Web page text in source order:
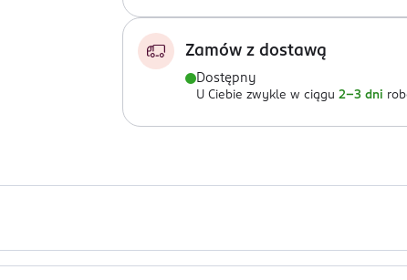
Zamów z dostawą
Dostępny
U Ciebie zwykle w ciągu 2-3 dni
bazie niacynamidu, olejku z drzewa herbacianego i nagietka